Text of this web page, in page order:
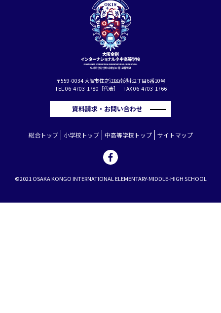
〒559-0034 大阪市住之江区南港北2丁目6番10号
TEL 06-4703-1780［代表］ FAX 06-4703-1766
資料請求・お問い合わせ
総合トップ 小学校トップ 中高等学校トップ サイトマップ
©2021 OSAKA KONGO INTERNATIONAL ELEMENTARY-MIDDLE-HIGH SCHOOL